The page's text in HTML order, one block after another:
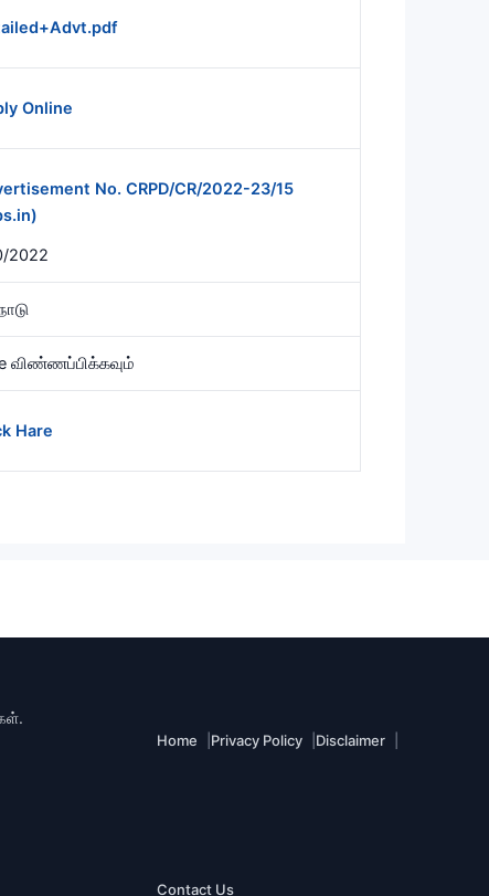
Online
No. CRPD/CR/2022-23/15
2022
விண்ணப்பிக்கவும்
Hare
Home Privacy Policy Disclaimer
Contact Us